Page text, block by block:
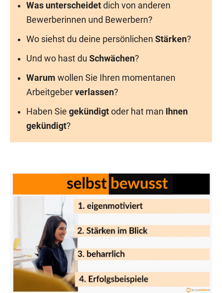
Was unterscheidet dich von anderen
Bewerberinnen und Bewerbern?
Wo siehst du deine persönlichen Stärken?
Und wo hast du Schwächen?
Warum wollen Sie Ihren momentanen
Arbeitgeber verlassen?
Haben Sie gekündigt oder hat man
Ihnen
gekündigt?